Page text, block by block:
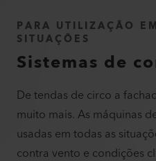
PARA UTILIZAÇÃO
SITUAÇÕES
Sistemas de
De tendas de circo a
muito mais. As máquinas
usadas em todas as
contra vento e condições